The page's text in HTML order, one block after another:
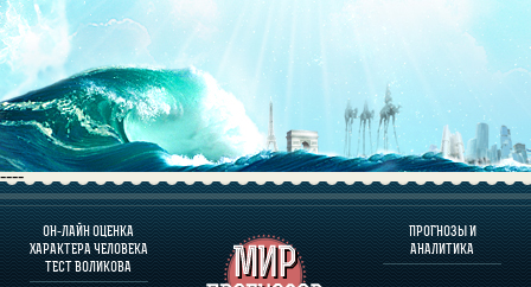
----
ОН-ЛАЙН ОЦЕНКА
ХАРАКТЕРА ЧЕЛОВЕКА
ТЕСТ ВОЛИКОВА
ПРОГНОЗЫ И
АНАЛИТИКА
О ПРОГРАММЕ
ОЦЕНКА ХАРАКТЕРA ЧЕЛОВЕКА